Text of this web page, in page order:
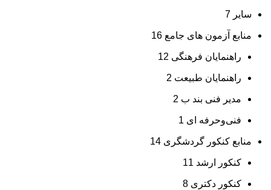
سایر 7
منابع آزمون های جامع 16
راهنمایان فرهنگی 12
راهنمایان طبیعت 2
مدیر فنی بند ب 2
فنی‌وحرفه‌ ای 1
منابع کنکور گردشگری 14
کنکور ارشد 11
کنکور دکتری 8